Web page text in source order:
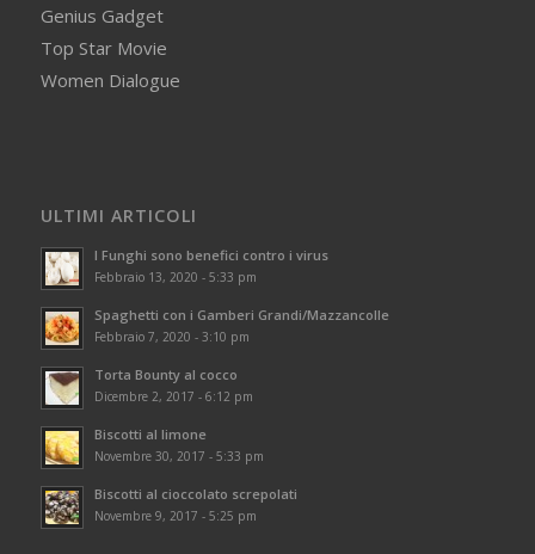
Genius Gadget
Top Star Movie
Women Dialogue
ULTIMI ARTICOLI
I Funghi sono benefici contro i virus
Febbraio 13, 2020 - 5:33 pm
Spaghetti con i Gamberi Grandi/Mazzancolle
Febbraio 7, 2020 - 3:10 pm
Torta Bounty al cocco
Dicembre 2, 2017 - 6:12 pm
Biscotti al limone
Novembre 30, 2017 - 5:33 pm
Biscotti al cioccolato screpolati
Novembre 9, 2017 - 5:25 pm